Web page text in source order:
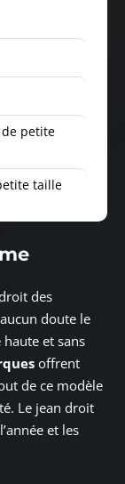
petite
taille
des
doute le
et sans
offrent
de ce modèle
Le jean droit
et les